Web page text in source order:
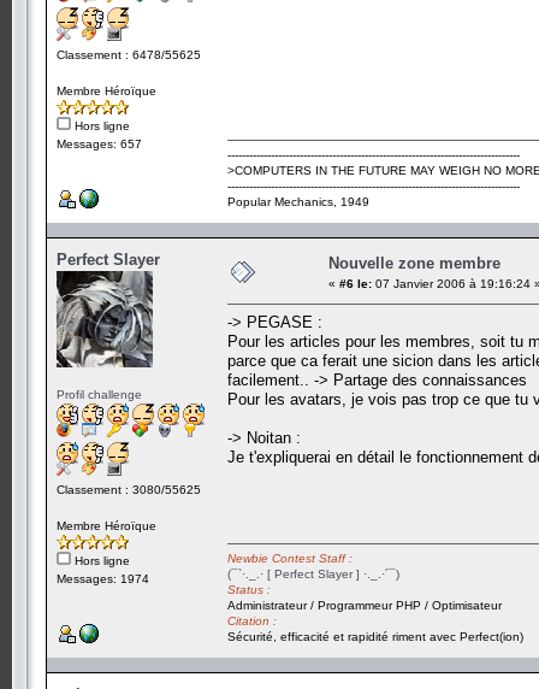
Classement : 6478/55625
Membre Héroïque
Hors ligne
Messages: 657
---------------------------------------------------------------------------------
>COMPUTERS IN THE FUTURE MAY WEIGH NO
---------------------------------------------------------------------------------
Popular Mechanics, 1949
Perfect Slayer
Profil challenge
Classement : 3080/55625
Membre Héroïque
Hors ligne
Messages: 1974
Nouvelle zone membre
« #6 le: 07 Janvier 2006 à 19:16:24
-> PEGASE :
Pour les articles pour les membres, soit tu
parce que ca ferait une sicion dans les
facilement.. -> Partage des connaissances
Pour les avatars, je vois pas trop ce que tu
-> Noitan :
Je t'expliquerai en détail le fonctionnement
Newbie Contest Staff :
(¯`·._.· [ Perfect Slayer ] ·._.·´¯)
Status :
Administrateur / Programmeur PHP / Optimisateur
Citation :
Sécurité, efficacité et rapidité riment avec Perfect(ion)